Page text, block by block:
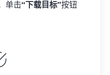
单击“下载目标”按钮